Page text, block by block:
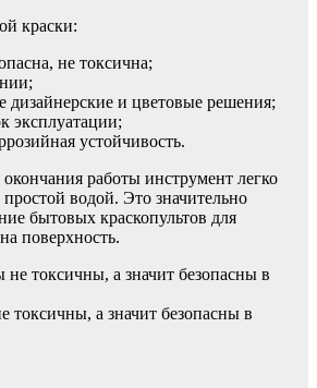
краски:
не токсична;
дизайнерские и цветовые решения;
эксплуатации;
устойчивость.
работы инструмент легко
водой. Это значительно
бытовых краскопультов для
поверхность.
токсичны, а значит безопасны в